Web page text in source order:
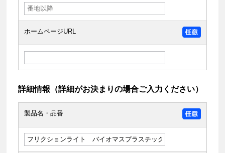
ホームページURL
詳細情報（詳細がお決まりの場合ご入力ください）
製品名・品番